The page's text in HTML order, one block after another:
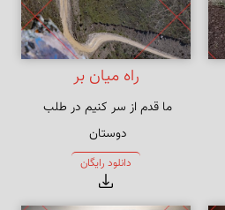
راه میان بر
ما قدم از سر کنیم در طلب
راه به جایی نَبُرد هر که به اَقدام
رفت
دانلود رایگان